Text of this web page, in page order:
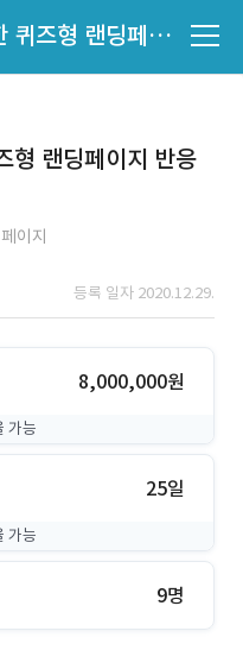
앱런칭 프로모션을 위한 퀴즈형 랜딩페이지 반응형 디자인/개발
형 랜딩페이지 반응
이지
등록 일자 2020.12.29.
8,000,000원
가능
25일
가능
9명